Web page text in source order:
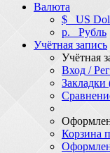
Валюта
$ US
р. Рубль
Учётная запись
Учётная
Вход /
Закладки
Корзина